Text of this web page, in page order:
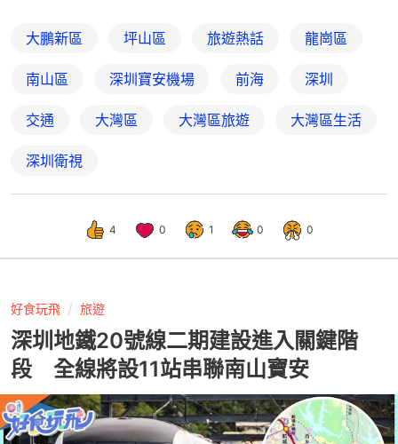
大鵬新區 坪山區 旅遊熱話 龍崗區
南山區 深圳寶安機場 前海 深圳
交通 大灣區 大灣區旅遊 大灣區生活
深圳衛視
4 0 1 0 0
好食玩飛 旅遊
深圳地鐵20號線二期建設進入關鍵階
段 全線將設11站串聯南山寶安